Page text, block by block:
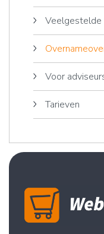
Veelgestelde
Voor
Tarieven